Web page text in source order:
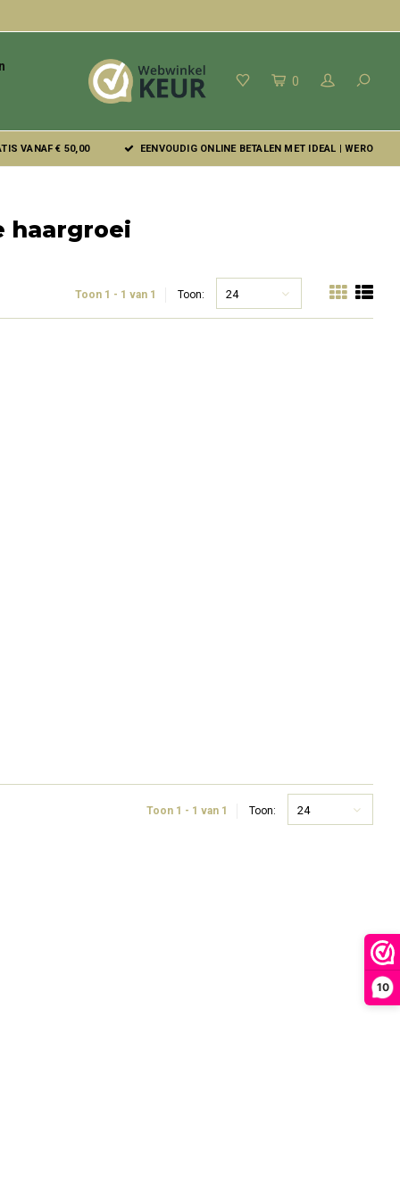
10
0
VANAF € 50,00 EENVOUDIG ONLINE BETALEN MET IDEAL | WERO
haargroei
Toon 1 - 1 van 1 Toon: 24
Toon 1 - 1 van 1 Toon: 24